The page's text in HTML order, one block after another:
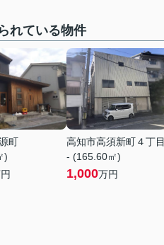
れている物件
町
)
高知市高須新町４丁目
- (165.60㎡)
1,000万円